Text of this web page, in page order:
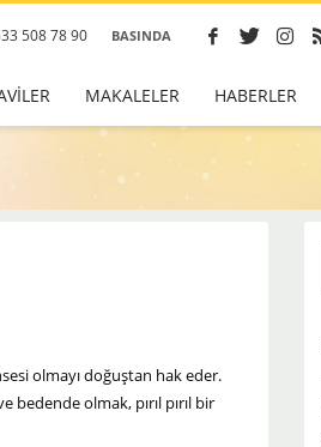
508 78 90 BASINDA
MAKALELER HABERLER
olmayı doğuştan hak eder.
bedende olmak, pırıl pırıl bir